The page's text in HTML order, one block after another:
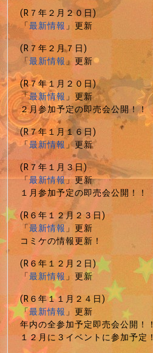
(R７年２月２０日)
「最新情報」更新
(R７年２月７日)
「最新情報」更新
(R７年１月２０日)
「最新情報」更新
２月参加予定の即売会公開！！
(R７年１月１６日)
「最新情報」更新
(R７年１月３日)
「最新情報」更新
１月参加予定の即売会公開！！
(R６年１２月２３日)
「最新情報」更新
コミケの情報更新！
(R６年１２月２日)
「最新情報」更新
(R６年１１月２４日)
「最新情報」更新
年内の全参加予定即売会公開！！
１２月に３イベントに参加予定！